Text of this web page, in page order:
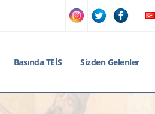
Basında TEİS Sizden Gelenler